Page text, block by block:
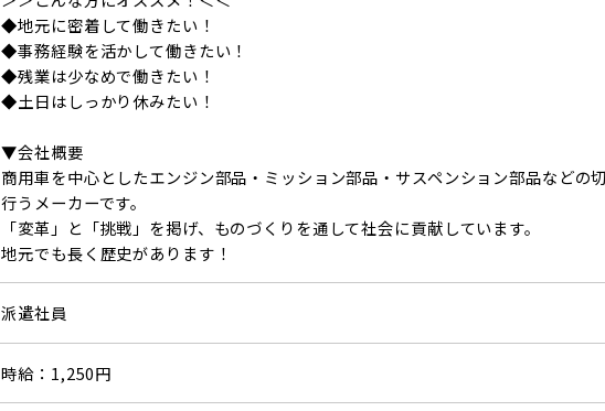
◆地元に密着して働きたい！
◆事務経験を活かして働きたい！
◆残業は少なめで働きたい！
◆土日はしっかり休みたい！
▼会社概要
商用車を中心としたエンジン部品・ミッション部品・サスペンション部品などの
行うメーカーです。
「変革」と「挑戦」を掲げ、ものづくりを通して社会に貢献しています。
地元でも長く歴史があります！
派遣社員
時給：1,250円